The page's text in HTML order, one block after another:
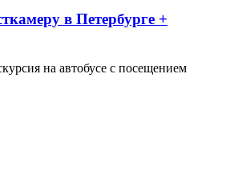
в Петербурге +
на автобусе с посещением